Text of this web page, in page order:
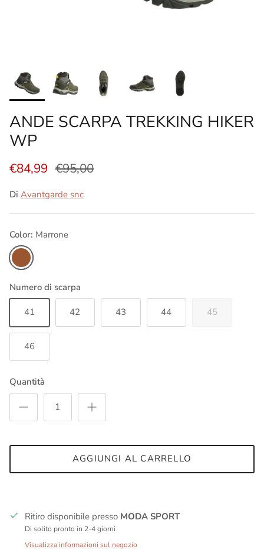
ANDE SCARPA TREKKING HIKER
WP
€84,99 €95,00
Di Avantgarde snc
Color: Marrone
Marrone
Numero di scarpa
41 42 43 44 45
46
Quantità
AGGIUNGI AL CARRELLO
Ritiro disponibile presso MODA SPORT
Di solito pronto in 2-4 giorni
Visualizza informazioni sul negozio